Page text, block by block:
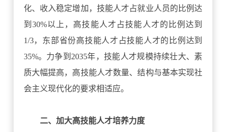
化、收入稳定增加，技能人才占就业人员的比例达
到30%以上，高技能人才占技能人才的比例达到
1/3，东部省份高技能人才占技能人才的比例达到
35%。力争到2035年，技能人才规模持续壮大、素
质大幅提高，高技能人才数量、结构与基本实现社
会主义现代化的要求相适应。
二、加大高技能人才培养力度